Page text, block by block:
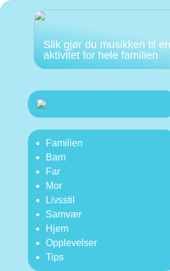
Slik gjør du musikken til
aktivitet for hele familien
Familien
Barn
Far
Mor
Livsstil
Samvær
Hjem
Opplevelser
Tips